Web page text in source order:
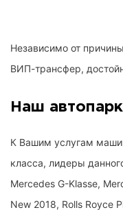
Независимо от
ВИП-трансфер,
Наш автопарк
К Вашим услугам
класса, лидеры
Mercedes G-Klasse,
New 2018, Rolls Royce